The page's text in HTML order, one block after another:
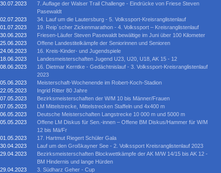
30.07.2023
7. Auflage der Walser Trail Challenge - Eindrücke von Friese Steven
Pasewaldt
02.07.2023
34. Lauf um die Lautersburg - 5. Volkssport-Kreisranglistenlauf
01.07.2023
19. Reip`scher Zickenmarathon - 4. Volkssport – Kreisranglistenlauf
30.06.2023
Friesen-Läufer Steven Pasewaldt bewältige im Juni über 100 Kilometer
25.06.2023
Offene Landestitelkämpfe der Seniorinnen und Senioren
24.06.2023
16. Kreis-Kinder- und Jugendspiele
18.06.2023
Landesmeisterschaften Jugend U23, U20, U18, AK 15 - 12
08.06.2023
16. Dietmar Kerntke - Gedächtnislauf - 3. Volkssport-Kreisranglistenlauf
2023
05.06.2023
Meisterschaft-Wochenende im Robert-Koch-Stadion
22.05.2023
Ingrid Ritter 80 Jahre
07.05.2023
Bezirksmeisterschaften der W/M 10 bis Männer/Frauen
07.05.2023
LM Mittelstrecke, Mittelstrecken Staffeln und 4x400 m
06.05.2023
Deutsche Meisterschaften Langstrecke 10 000 m und 5000 m
05.05.2023
Offene LM Diskus für Sen.-innen – Offene BM Diskus/Hammer für W/M
12 bis Mä/Fr
01.05.2023
17. Hartmut Riegert Schüler Gala
30.04.2023
Lauf um den Großkayner See - 2. Volkssport Kreisranglistenlauf 2023
29.04.2023
Bezirksmeisterschaften Blockwettkämpfe der AK M/W 14/15 bis AK 12 -
BM Hindernis und lange Hürden
29.04.2023
3. Südharz Geher - Cup